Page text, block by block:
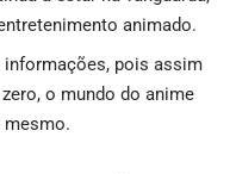
animado.
informações, pois assim
o mundo do anime
mesmo.